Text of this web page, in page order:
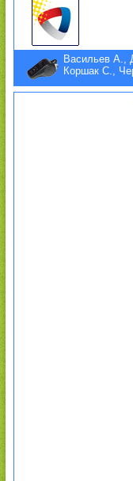
Васильев А.,
Коршак С.,